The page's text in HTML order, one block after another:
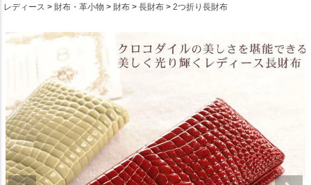
レディース 財布・革小物 財布 長財布 2つ折り長財布